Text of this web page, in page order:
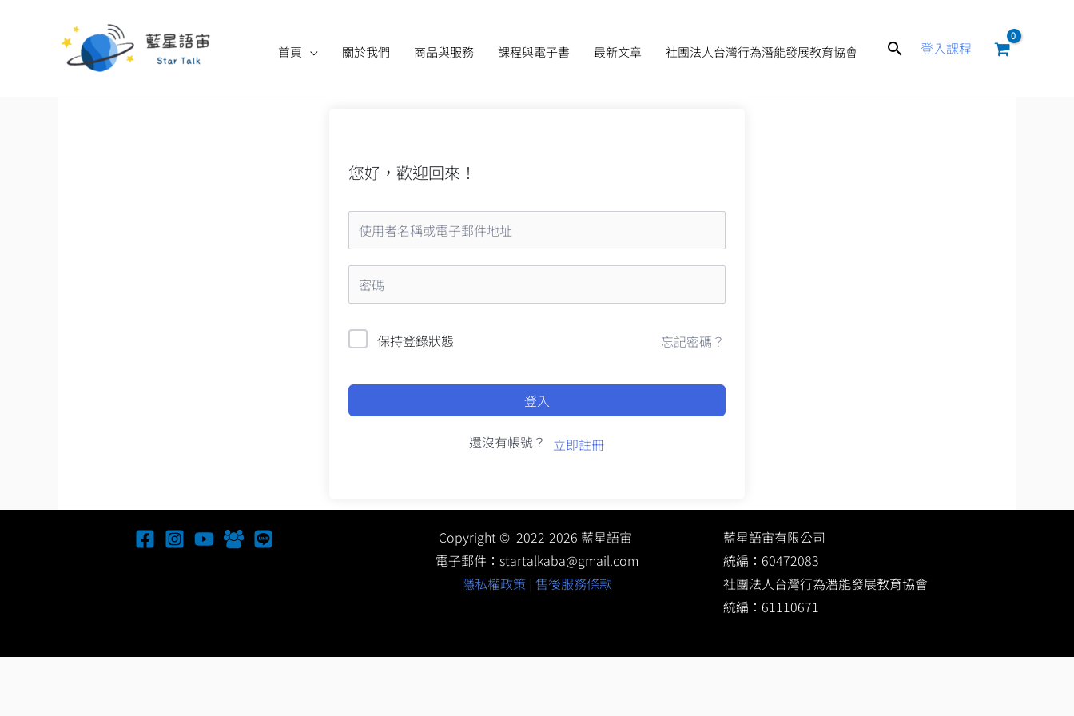
內
首頁 關於我們 商品與服務 課程與電子書 最新文章 社團法人台灣行為潛能發展教育協會
搜
登入課程
您好，歡迎回來！
保持登錄狀態 忘記密碼？
登入
還沒有帳號？ 立即註冊
Copyright © 2022-2026 藍星語宙
電子郵件： startalkaba@gmail.com
隱私權政策| 售後服務條款
藍星語宙有限公司
統編：60472083
社團法人台灣行為潛能發展教育協會
統編：61110671